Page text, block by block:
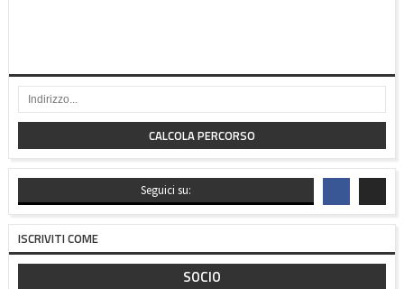
CALCOLA PERCORSO
Seguici su:
ISCRIVITI COME
SOCIO